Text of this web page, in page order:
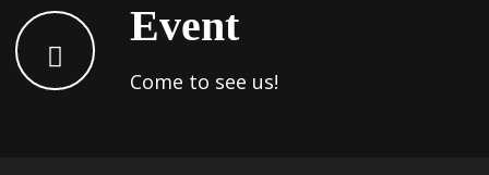
Event
Come to see us!